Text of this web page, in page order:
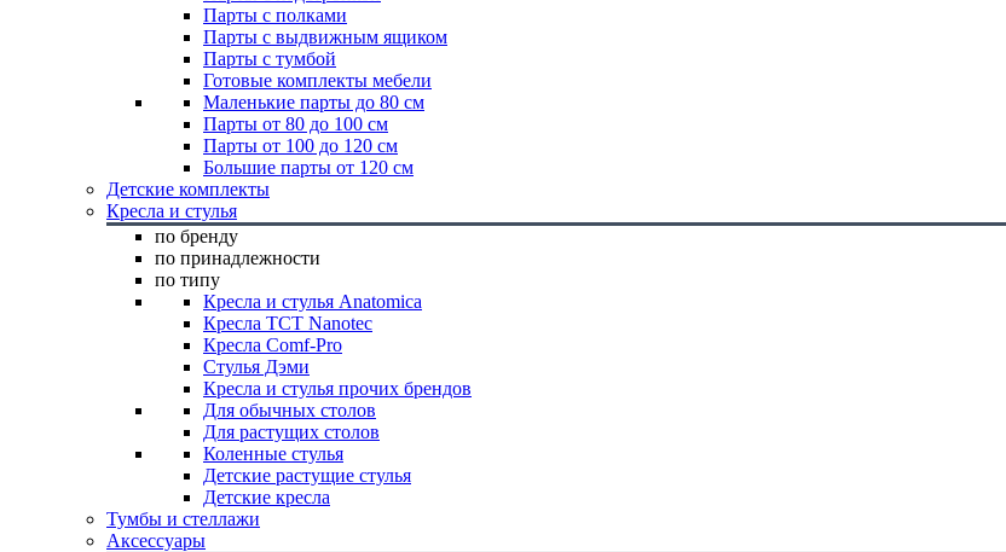
Парты с полками
Парты с выдвижным ящиком
Парты с тумбой
Готовые комплекты мебели
Маленькие парты до 80 см
Парты от 80 до 100 см
Парты от 100 до 120 см
Большие парты от 120 см
Детские комплекты
Кресла и стулья
по бренду
по принадлежности
по типу
Кресла и стулья Anatomica
Кресла TCT Nanotec
Кресла Comf-Pro
Стулья Дэми
Кресла и стулья прочих брендов
Для обычных столов
Для растущих столов
Коленные стулья
Детские растущие стулья
Детские кресла
Тумбы и стеллажи
Аксессуары